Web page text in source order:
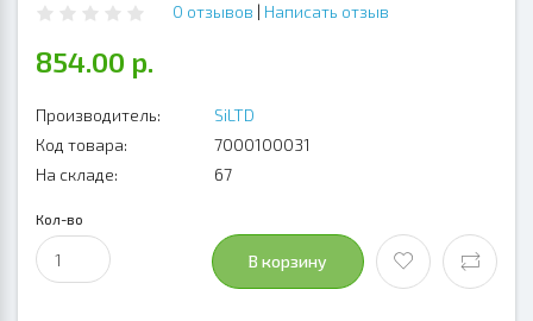
0 отзывов | Написать отзыв
854.00 р.
Производитель:
SiLTD
Код товара:
7000100031
На складе:
67
Кол-во
В корзину